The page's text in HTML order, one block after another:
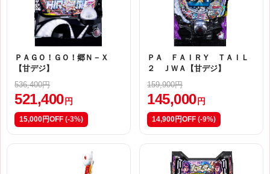
ＰＡＧＯ！ＧＯ！郷Ｎ－Ｘ
【甘デジ】
536,400円
521,400 円
15,000円OFF (-3%)
ＰＡ ＦＡＩＲＹ ＴＡＩＬ
２ ＪＷＡ【甘デジ】
159,900円
145,000 円
14,900円OFF (-9%)